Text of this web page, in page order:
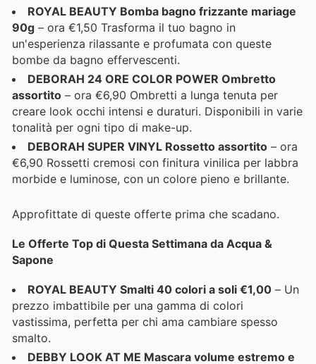
ROYAL BEAUTY Bomba bagno frizzante mariage
90g – ora €1,50 Trasforma il tuo bagno in
un'esperienza rilassante e profumata con queste
bombe da bagno effervescenti.
DEBORAH 24 ORE COLOR POWER Ombretto
assortito – ora €6,90 Ombretti a lunga tenuta per
creare look occhi intensi e duraturi. Disponibili in varie
tonalità per ogni tipo di make-up.
DEBORAH SUPER VINYL Rossetto assortito – ora
€6,90 Rossetti cremosi con finitura vinilica per labbra
morbide e luminose, con un colore pieno e brillante.
Approfittate di queste offerte prima che scadano.
Le Offerte Top di Questa Settimana da Acqua &
Sapone
ROYAL BEAUTY Smalti 40 colori a soli €1,00 – Un
prezzo imbattibile per una gamma di colori
vastissima, perfetta per chi ama cambiare spesso
smalto.
DEBBY LOOK AT ME Mascara volume estremo e